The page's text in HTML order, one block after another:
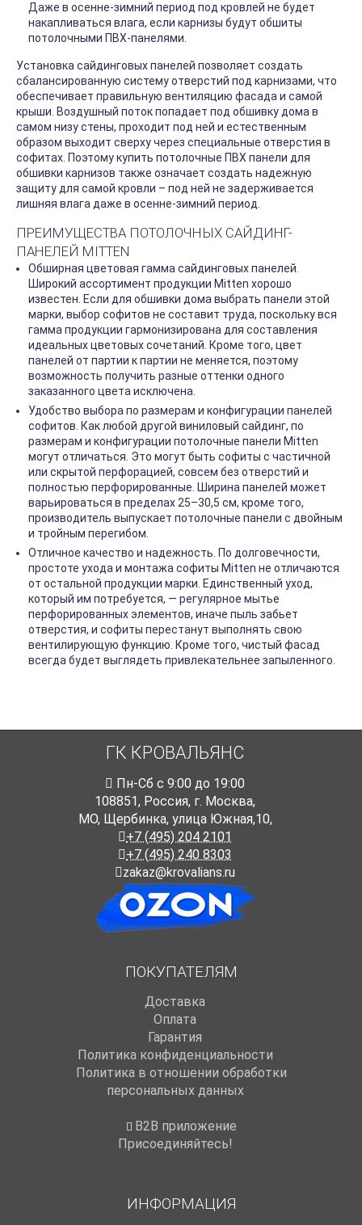
Даже в осенне-зимний период под кровлей не будет
накапливаться влага, если карнизы будут обшиты
потолочными ПВХ-панелями.
Установка сайдинговых панелей позволяет создать
сбалансированную систему отверстий под карнизами, что
обеспечивает правильную вентиляцию фасада и самой
крыши. Воздушный поток попадает под обшивку дома в
самом низу стены, проходит под ней и естественным
образом выходит сверху через специальные отверстия в
софитах. Поэтому купить потолочные ПВХ панели для
обшивки карнизов также означает создать надежную
защиту для самой кровли – под ней не задерживается
лишняя влага даже в осенне-зимний период.
ПРЕИМУЩЕСТВА ПОТОЛОЧНЫХ САЙДИНГ-
ПАНЕЛЕЙ MITTEN
Обширная цветовая гамма сайдинговых панелей.
Широкий ассортимент продукции Mitten хорошо
известен. Если для обшивки дома выбрать панели этой
марки, выбор софитов не составит труда, поскольку вся
гамма продукции гармонизирована для составления
идеальных цветовых сочетаний. Кроме того, цвет
панелей от партии к партии не меняется, поэтому
возможность получить разные оттенки одного
заказанного цвета исключена.
Удобство выбора по размерам и конфигурации панелей
софитов. Как любой другой виниловый сайдинг, по
размерам и конфигурации потолочные панели Mitten
могут отличаться. Это могут быть софиты с частичной
или скрытой перфорацией, совсем без отверстий и
полностью перфорированные. Ширина панелей может
варьироваться в пределах 25–30,5 см, кроме того,
производитель выпускает потолочные панели с двойным
и тройным перегибом.
Отличное качество и надежность. По долговечности,
простоте ухода и монтажа софиты Mitten не отличаются
от остальной продукции марки. Единственный уход,
который им потребуется, — регулярное мытье
перфорированных элементов, иначе пыль забьет
отверстия, и софиты перестанут выполнять свою
вентилирующую функцию. Кроме того, чистый фасад
всегда будет выглядеть привлекательнее запыленного.
ГК КРОВАЛЬЯНС
Пн-Cб с 9:00 до 19:00
108851, Россия, г. Москва,
МО, Щербинка, улица Южная,10,
+7 (495) 204 2101
+7 (495) 240 8303
zakaz@krovalians.ru
ПОКУПАТЕЛЯМ
Доставка
Оплата
Гарантия
Политика конфиденциальности
Политика в отношении обработки
персональных данных
B2B приложение
Присоединяйтесь!
ИНФОРМАЦИЯ